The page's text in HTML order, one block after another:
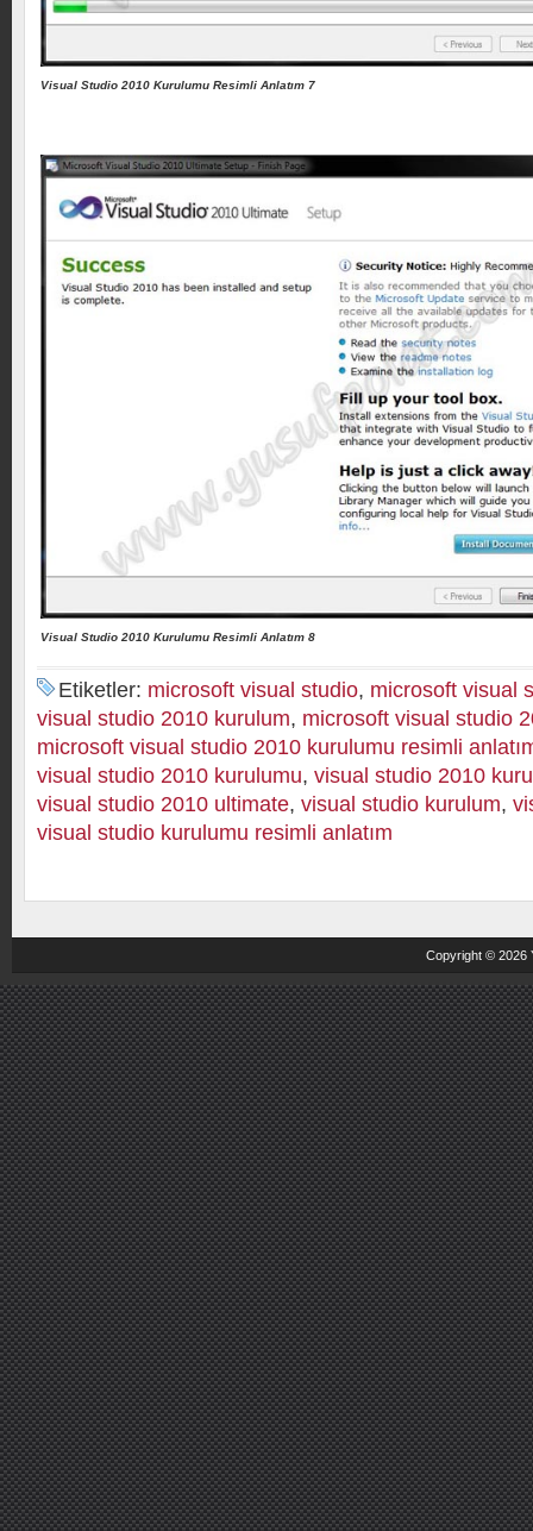
Visual Studio 2010 Kurulumu Resimli Anlatım 7
Visual Studio 2010 Kurulumu Resimli Anlatım 8
Etiketler: microsoft visual studio, microsoft visual
visual studio 2010 kurulum, microsoft visual studio
microsoft visual studio 2010 kurulumu resimli
visual studio 2010 kurulumu, visual studio 2010
visual studio 2010 ultimate, visual studio kurulum,
visual studio kurulumu resimli anlatım
Copyright © 2026